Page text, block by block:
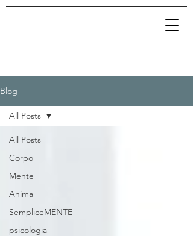
Blog
All Posts
Corpo
Mente
Anima
SempliceMENTE
psicologia
All Posts